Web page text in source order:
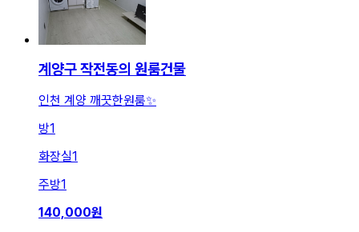
계양구 작전동의 원룸건물
인천 계양 깨끗한원룸✨
방1
화장실1
주방1
140,000원